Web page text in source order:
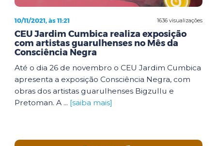
1636 visualizações
10/11/2021, às 11:21
CEU Jardim Cumbica realiza exposição
com artistas guarulhenses no Mês da
Consciência Negra
Até o dia 26 de novembro o CEU Jardim Cumbica
apresenta a exposição Consciência Negra, com
obras dos artistas guarulhenses Bigzullu e
Pretoman. A ... [saiba mais]